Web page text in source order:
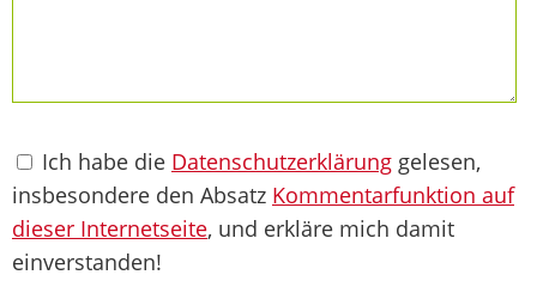
Ich habe die Datenschutzerklärung gelesen,
insbesondere den Absatz Kommentarfunktion auf
dieser Internetseite, und erkläre mich damit
einverstanden!